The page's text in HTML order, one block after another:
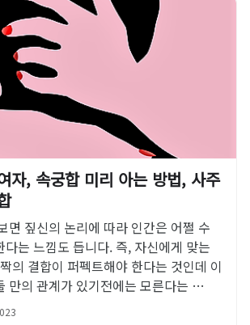
자, 속궁합 미리 아는 방법, 사주
면 짚신의 논리에 따라 인간은 어쩔 수
다는 느낌도 듭니다. 즉, 자신에게 맞는
의 결합이 퍼펙트해야 한다는 것인데 이
만의 관계가 있기전에는 모른다는 …